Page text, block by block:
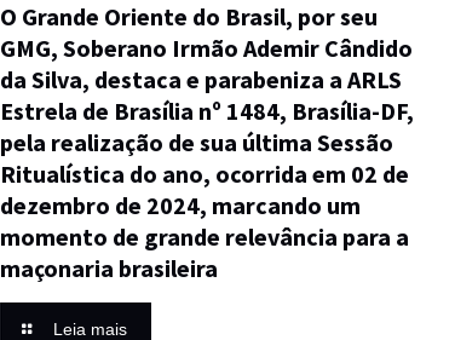
O Grande Oriente do Brasil, por seu
GMG, Soberano Irmão Ademir Cândido
da Silva, destaca e parabeniza a ARLS
Estrela de Brasília nº 1484, Brasília-DF,
pela realização de sua última Sessão
Ritualística do ano, ocorrida em 02 de
dezembro de 2024, marcando um
momento de grande relevância para a
maçonaria brasileira
Leia mais